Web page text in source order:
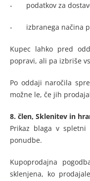
- podatkov za
- izbranega načina
Kupec lahko pred
popravi, ali pa izbriše
Po oddaji naročila
možne le, če jih
8. člen, Sklenitev in
Prikaz blaga v
ponudbe.
Kupoprodajna
sklenjena, ko